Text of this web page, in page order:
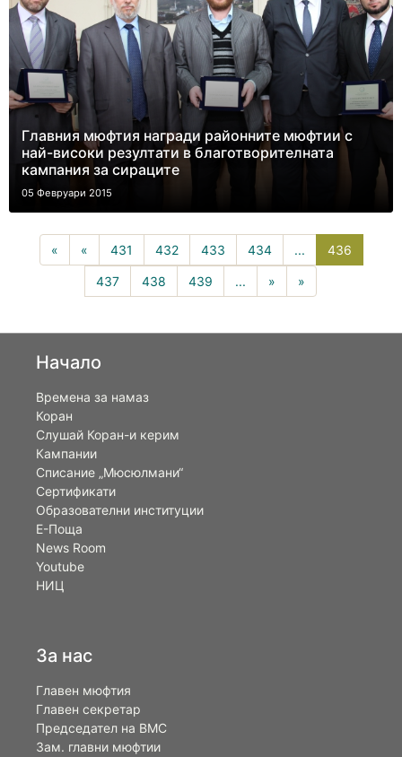
Главния мюфтия награди районните мюфтии с
най-високи резултати в благотворителната
кампания за сираците
05 Февруари 2015
« « 431 432 433 434 ... 436
437 438 439 ... » »
Начало
Времена за намаз
Коран
Слушай Коран-и керим
Кампании
Списание „Мюсюлмани“
Сертификати
Образователни институции
Е-Поща
News Room
Youtube
НИЦ
За нас
Главен мюфтия
Главен секретар
Председател на ВМС
Зам. главни мюфтии